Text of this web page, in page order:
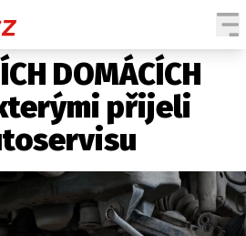
AUTA
TESTY AUT
NOVINKY
HISTORIE
DOMÁCÍCH
kterými přijeli